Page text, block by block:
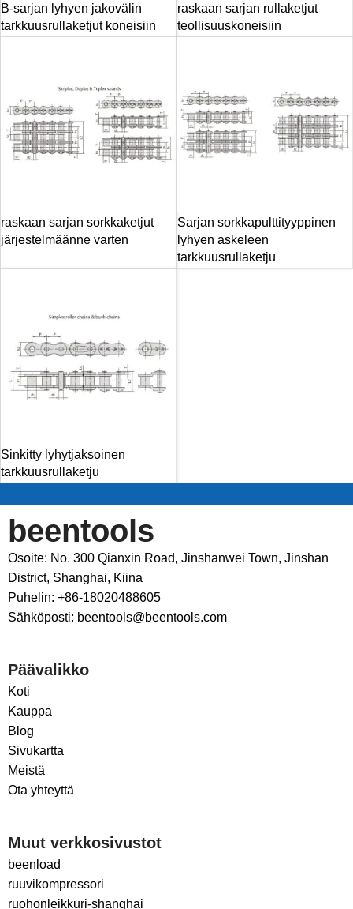
B-sarjan lyhyen jakovälin
tarkkuusrullaketjut koneisiin
raskaan sarjan rullaketjut
teollisuuskoneisiin
raskaan sarjan sorkkaketjut
järjestelmäänne varten
Sarjan sorkkapulttityyppinen
lyhyen askeleen
tarkkuusrullaketju
Sinkitty lyhytjaksoinen
tarkkuusrullaketju
beentools
Osoite: No. 300 Qianxin Road, Jinshanwei Town, Jinshan
District, Shanghai, Kiina
Puhelin: +86-18020488605
Sähköposti: beentools@beentools.com
Päävalikko
Koti
Kauppa
Blog
Sivukartta
Meistä
Ota yhteyttä
Muut verkkosivustot
beenload
ruuvikompressori
ruohonleikkuri-shanghai